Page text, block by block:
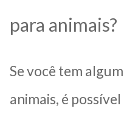
para animais?
Se você tem
animais, é